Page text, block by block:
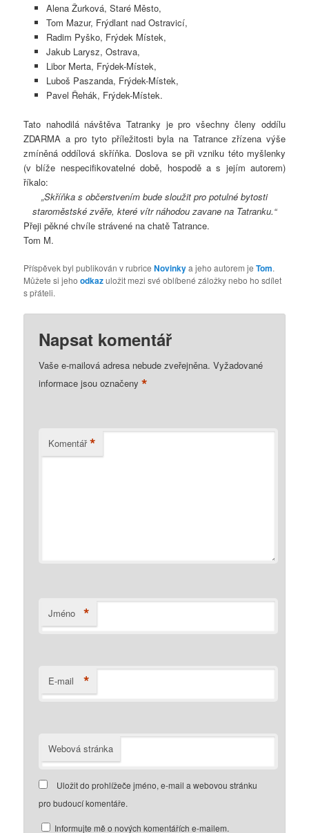
Alena Žurková, Staré Město,
Tom Mazur, Frýdlant nad Ostravicí,
Radim Pyško, Frýdek Místek,
Jakub Larysz, Ostrava,
Libor Merta, Frýdek-Místek,
Luboš Paszanda, Frýdek-Místek,
Pavel Řehák, Frýdek-Místek.
Tato nahodilá návštěva Tatranky je pro všechny členy oddílu
ZDARMA a pro tyto příležitosti byla na Tatrance zřízena výše
zmíněná oddílová skříňka. Doslova se při vzniku této myšlenky
(v blíže nespecifikovatelné době, hospodě a s jejím autorem)
říkalo:
„Skříňka s občerstvením bude sloužit pro potulné bytosti
staroměstské zvěře, které vítr náhodou zavane na Tatranku.“
Přeji pěkné chvíle strávené na chatě Tatrance.
Tom M.
Příspěvek byl publikován v rubriceNovinkya jeho autorem jeTom.
Můžete si jehoodkazuložit mezi své oblíbené záložky nebo ho sdílet
s přáteli.
Napsat komentář
Vaše e-mailová adresa nebude zveřejněna. Vyžadované
informace jsou označeny*
Komentář *
Jméno *
E-mail *
Webová stránka
Uložit do prohlížeče jméno, e-mail a webovou stránku
pro budoucí komentáře.
Informujte mě o nových komentářích e-mailem.